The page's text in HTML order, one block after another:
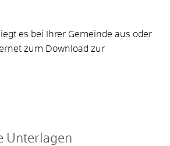
es bei Ihrer Gemeinde aus oder
zum Download zur
Unterlagen